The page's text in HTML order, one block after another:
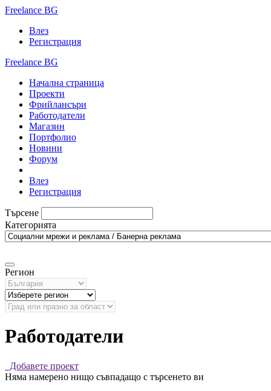
Freelance BG
Влез
Регистрация
Freelance BG
Начална страница
Проекти
Фрийлансъри
Работодатели
Магазин
Портфолио
Новини
Форум
Влез
Регистрация
Търсене
Категорията
Регион
Работодатели
Добавете проект
Няма намерено нищо съвпадащо с търсенето ви